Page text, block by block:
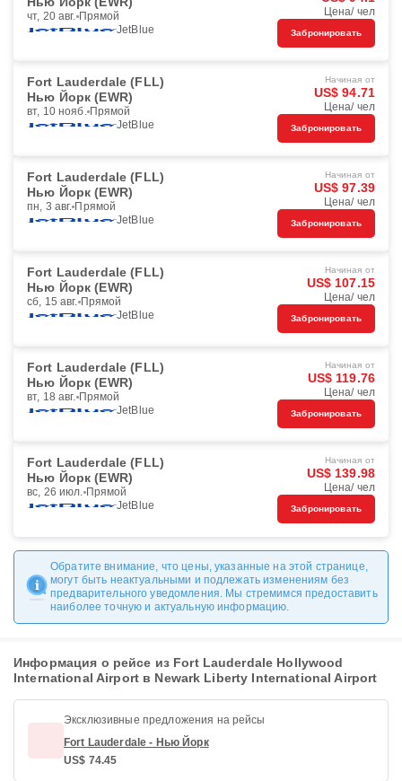
чт, 20 авг. Прямой
JetBlue
Цена/ чел
Забронировать
Fort Lauderdale (FLL)
Нью Йорк (EWR)
вт, 10 нояб. Прямой
JetBlue
Начиная от
US$ 94.71
Цена/ чел
Забронировать
Fort Lauderdale (FLL)
Нью Йорк (EWR)
пн, 3 авг. Прямой
JetBlue
Начиная от
US$ 97.39
Цена/ чел
Забронировать
Fort Lauderdale (FLL)
Нью Йорк (EWR)
сб, 15 авг. Прямой
JetBlue
Начиная от
US$ 107.15
Цена/ чел
Забронировать
Fort Lauderdale (FLL)
Нью Йорк (EWR)
вт, 18 авг. Прямой
JetBlue
Начиная от
US$ 119.76
Цена/ чел
Забронировать
Fort Lauderdale (FLL)
Нью Йорк (EWR)
вс, 26 июл. Прямой
JetBlue
Начиная от
US$ 139.98
Цена/ чел
Забронировать
Обратите внимание, что цены, указанные на этой странице,
могут быть неактуальными и подлежать изменениям без
предварительного уведомления. Мы стремимся предоставить
наиболее точную и актуальную информацию.
Информация о рейсе из Fort Lauderdale Hollywood
International Airport в Newark Liberty International Airport
Эксклюзивные предложения на рейсы
Fort Lauderdale - Нью Йорк
US$ 74.45